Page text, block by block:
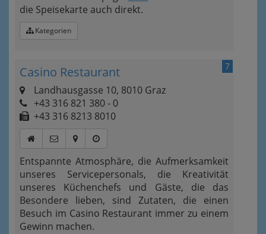
die Speisekarte auch direkt.
Kategorien
7
Casino Restaurant
Landhausgasse 10, 8010 Graz
+43 316 821 380 - 0
+43 316 8213 8010
Entspannte Atmosphäre, die Aufmerksamkeit
unseres Servicepersonals, die Kreativität
unseres Küchenchefs und Gäste, die das
Besondere lieben, sind Zutaten, die einen
Besuch im Casino Restaurant immer zu einem
Gewinn machen.